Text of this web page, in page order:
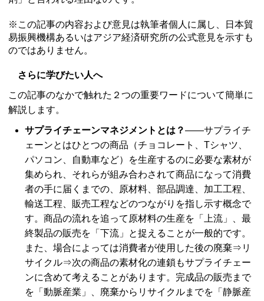
※この記事の内容および意見は執筆者個人に属し、日本貿
易振興機構あるいはアジア経済研究所の公式意見を示すも
のではありません。
さらに学びたい人へ
この記事のなかで触れた２つの重要ワードについて簡単に
解説します。
サプライチェーンマネジメントとは？――サプライチ
ェーンとはひとつの商品（チョコレート、Tシャツ、
パソコン、自動車など）を生産するのに必要な素材が
集められ、それらが組み合わされて商品になって消費
者の手に届くまでの、原材料、部品調達、加工工程、
輸送工程、販売工程などのつながりを指し示す概念で
す。商品の流れを追って原材料の生産を「上流」、最
終製品の販売を「下流」と捉えることが一般的です。
また、場合によっては消費者が使用した後の廃棄⇒リ
サイクル⇒次の商品の素材化の連鎖もサプライチェー
ンに含めて考えることがあります。完成品の販売まで
を「動脈産業」、廃棄からリサイクルまでを「静脈産